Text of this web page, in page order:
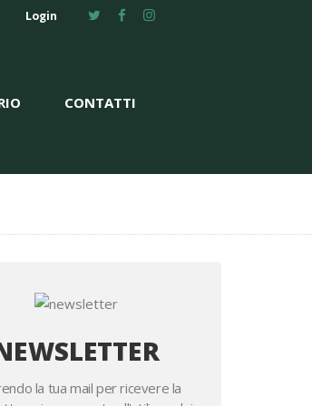
Login
CONTATTI
la tua mail per ricevere la